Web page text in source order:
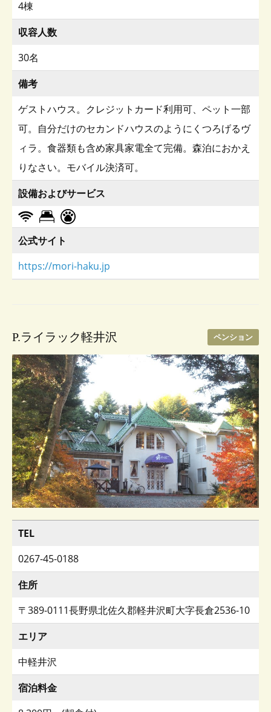
4棟
収容人数
30名
備考
ゲストハウス。クレジットカード利用可、ペット一部
可。自分だけのセカンドハウスのようにくつろげるヴ
ィラ。食器類も含め家具家電全て完備。森泊におかえ
りなさい。モバイル決済可。
設備およびサービス
公式サイト
https://mori-haku.jp
P.ライラック軽井沢 ペンション
TEL
0267-45-0188
住所
〒389-0111長野県北佐久郡軽井沢町大字長倉2536-10
エリア
中軽井沢
宿泊料金